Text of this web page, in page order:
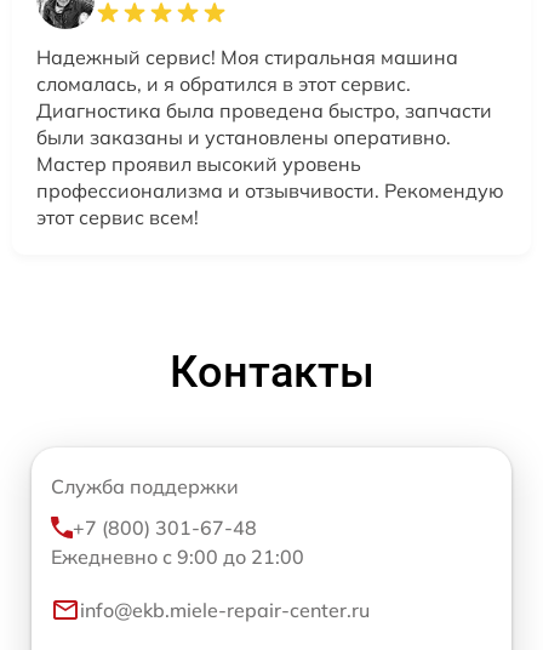
Надежный сервис! Моя стиральная машина
сломалась, и я обратился в этот сервис.
Диагностика была проведена быстро, запчасти
были заказаны и установлены оперативно.
Мастер проявил высокий уровень
профессионализма и отзывчивости. Рекомендую
этот сервис всем!
Контакты
Служба поддержки
+7 (800) 301-67-48
Ежедневно с 9:00 до 21:00
info@ekb.miele-repair-center.ru